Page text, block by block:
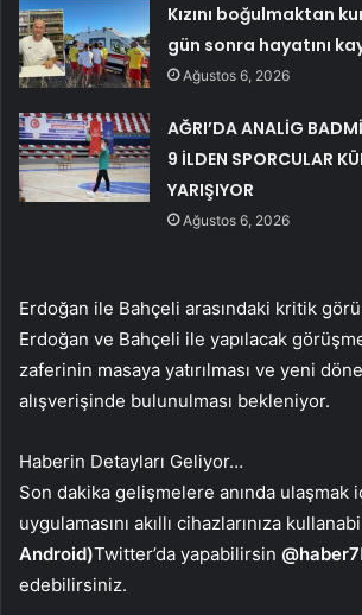
Kızını boğulmaktan
gün sonra hayatını
Ağustos 6, 2026
AĞRI’DA ANALİG
9 İLDEN SPORCULAR
YARIŞIYOR
Ağustos 6, 2026
Erdoğan ile Bahçeli arasındaki kritik
Erdoğan ve Bahçeli ile yapılacak
zaferinin masaya yatırılması ve yeni
alışverişinde bulunulması bekleniyor.
Haberin Detayları Geliyor…
Son dakika gelişmelere anında ulaşmak
uygulamasını akıllı cihazlarınıza
Android)Twitter’da yapabilirsin @haber7
edebilirsiniz.